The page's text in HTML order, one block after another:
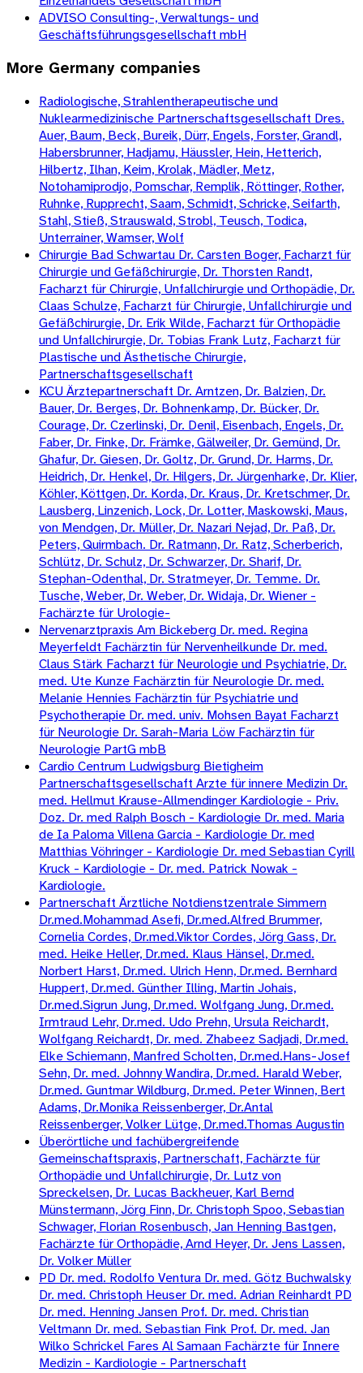
ADVISO Consulting-, Verwaltungs- und
Geschäftsführungsgesellschaft mbH
More Germany companies
Radiologische, Strahlentherapeutische und
Nuklearmedizinische Partnerschaftsgesellschaft Dres.
Auer, Baum, Beck, Bureik, Dürr, Engels, Forster, Grandl,
Habersbrunner, Hadjamu, Häussler, Hein, Hetterich,
Hilbertz, Ilhan, Keim, Krolak, Mädler, Metz,
Notohamiprodjo, Pomschar, Remplik, Röttinger, Rother,
Ruhnke, Rupprecht, Saam, Schmidt, Schricke, Seifarth,
Stahl, Stieß, Strauswald, Strobl, Teusch, Todica,
Unterrainer, Wamser, Wolf
Chirurgie Bad Schwartau Dr. Carsten Boger, Facharzt für
Chirurgie und Gefäßchirurgie, Dr. Thorsten Randt,
Facharzt für Chirurgie, Unfallchirurgie und Orthopädie, Dr.
Claas Schulze, Facharzt für Chirurgie, Unfallchirurgie und
Gefäßchirurgie, Dr. Erik Wilde, Facharzt für Orthopädie
und Unfallchirurgie, Dr. Tobias Frank Lutz, Facharzt für
Plastische und Ästhetische Chirurgie,
Partnerschaftsgesellschaft
KCU Ärztepartnerschaft Dr. Arntzen, Dr. Balzien, Dr.
Bauer, Dr. Berges, Dr. Bohnenkamp, Dr. Bücker, Dr.
Courage, Dr. Czerlinski, Dr. Denil, Eisenbach, Engels, Dr.
Faber, Dr. Finke, Dr. Främke, Gälweiler, Dr. Gemünd, Dr.
Ghafur, Dr. Giesen, Dr. Goltz, Dr. Grund, Dr. Harms, Dr.
Heidrich, Dr. Henkel, Dr. Hilgers, Dr. Jürgenharke, Dr. Klier,
Köhler, Köttgen, Dr. Korda, Dr. Kraus, Dr. Kretschmer, Dr.
Lausberg, Linzenich, Lock, Dr. Lotter, Maskowski, Maus,
von Mendgen, Dr. Müller, Dr. Nazari Nejad, Dr. Paß, Dr.
Peters, Quirmbach. Dr. Ratmann, Dr. Ratz, Scherberich,
Schlütz, Dr. Schulz, Dr. Schwarzer, Dr. Sharif, Dr.
Stephan-Odenthal, Dr. Stratmeyer, Dr. Temme. Dr.
Tusche, Weber, Dr. Weber, Dr. Widaja, Dr. Wiener -
Fachärzte für Urologie-
Nervenarztpraxis Am Bickeberg Dr. med. Regina
Meyerfeldt Fachärztin für Nervenheilkunde Dr. med.
Claus Stärk Facharzt für Neurologie und Psychiatrie, Dr.
med. Ute Kunze Fachärztin für Neurologie Dr. med.
Melanie Hennies Fachärztin für Psychiatrie und
Psychotherapie Dr. med. univ. Mohsen Bayat Facharzt
für Neurologie Dr. Sarah-Maria Löw Fachärztin für
Neurologie PartG mbB
Cardio Centrum Ludwigsburg Bietigheim
Partnerschaftsgesellschaft Arzte für innere Medizin Dr.
med. Hellmut Krause-Allmendinger Kardiologie - Priv.
Doz. Dr. med Ralph Bosch - Kardiologie Dr. med. Maria
de Ia Paloma Villena Garcia - Kardiologie Dr. med
Matthias Vöhringer - Kardiologie Dr. med Sebastian Cyrill
Kruck - Kardiologie - Dr. med. Patrick Nowak -
Kardiologie.
Partnerschaft Ärztliche Notdienstzentrale Simmern
Dr.med.Mohammad Asefi, Dr.med.Alfred Brummer,
Cornelia Cordes, Dr.med.Viktor Cordes, Jörg Gass, Dr.
med. Heike Heller, Dr.med. Klaus Hänsel, Dr.med.
Norbert Harst, Dr.med. Ulrich Henn, Dr.med. Bernhard
Huppert, Dr.med. Günther Illing, Martin Johais,
Dr.med.Sigrun Jung, Dr.med. Wolfgang Jung, Dr.med.
Irmtraud Lehr, Dr.med. Udo Prehn, Ursula Reichardt,
Wolfgang Reichardt, Dr. med. Zhabeez Sadjadi, Dr.med.
Elke Schiemann, Manfred Scholten, Dr.med.Hans-Josef
Sehn, Dr. med. Johnny Wandira, Dr.med. Harald Weber,
Dr.med. Guntmar Wildburg, Dr.med. Peter Winnen, Bert
Adams, Dr.Monika Reissenberger, Dr.Antal
Reissenberger, Volker Lütge, Dr.med.Thomas Augustin
Überörtliche und fachübergreifende
Gemeinschaftspraxis, Partnerschaft, Fachärzte für
Orthopädie und Unfallchirurgie, Dr. Lutz von
Spreckelsen, Dr. Lucas Backheuer, Karl Bernd
Münstermann, Jörg Finn, Dr. Christoph Spoo, Sebastian
Schwager, Florian Rosenbusch, Jan Henning Bastgen,
Fachärzte für Orthopädie, Arnd Heyer, Dr. Jens Lassen,
Dr. Volker Müller
PD Dr. med. Rodolfo Ventura Dr. med. Götz Buchwalsky
Dr. med. Christoph Heuser Dr. med. Adrian Reinhardt PD
Dr. med. Henning Jansen Prof. Dr. med. Christian
Veltmann Dr. med. Sebastian Fink Prof. Dr. med. Jan
Wilko Schrickel Fares Al Samaan Fachärzte für Innere
Medizin - Kardiologie - Partnerschaft